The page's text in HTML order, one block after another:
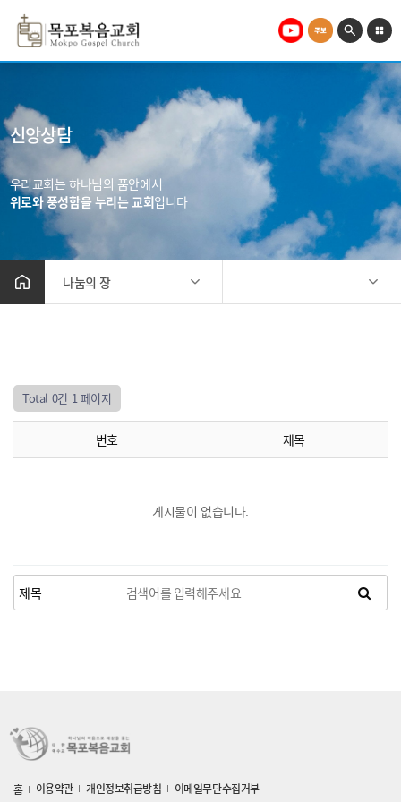
신앙상담
우리교회는 하나님의 품안에서
위로와 풍성함을 누리는 교회입니다
나눔의 장
미디어
공지게시판
나눔의 장
Total 0건 1 페이지
번호 제목
게시물이 없습니다.
홈 이용약관 개인정보취급방침 이메일무단수집거부